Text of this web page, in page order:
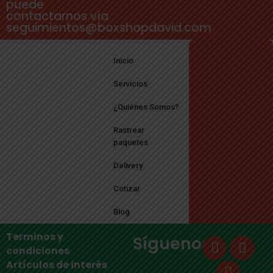
puede
contactarnos vía
seguimientos@boxshopdavid.com
Inicio
Servicios
¿Quiénes Somos?
Rastrear
paquetes
Delivery
Cotizar
Blog
Terminos y
condiciones
Artículos de interés
Síguenos